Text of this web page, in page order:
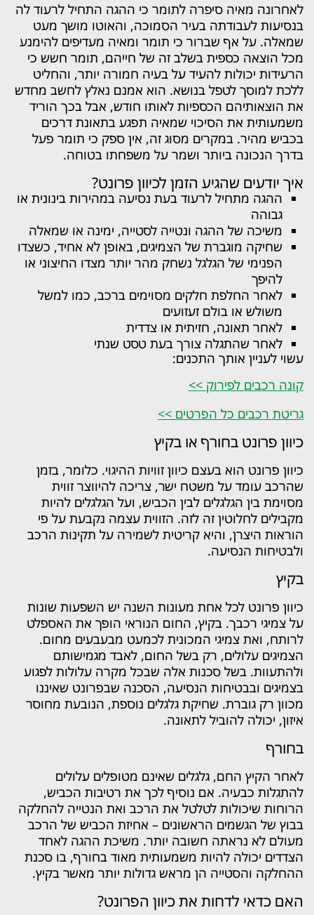
לאחרונה מאיה סיפרה לתומר כי ההגה התחיל לרעוד לה
בנסיעות לעבודתה בעיר הסמוכה, והאוטו מושך מעט
שמאלה. על אף שברור כי תומר ומאיה מעדיפים להימנע
מכל הוצאה כספית בשלב זה של חייהם, תומר חשש כי
הרעידות יכולות להעיד על בעיה חמורה יותר, והחליט
ללכת למוסך לטפל בנושא. הוא אמנם נאלץ לחשב מחדש
את הוצאותיהם הכספיות לאותו חודש, אבל בכך הוריד
משמעותית את הסיכוי שמאיה תפגע בתאונת דרכים
בכביש מהיר. במקרים מסוג זה, אין ספק כי תומר פעל
בדרך הנכונה ביותר ושמר על משפחתו בטוחה.
איך יודעים שהגיע הזמן לכיוון פרונט?
ההגה מתחיל לרעוד בעת נסיעה במהירות בינונית או
גבוהה
משיכה של ההגה ונטייה לסטייה, ימינה או שמאלה
שחיקה מוגברת של הצמיגים, באופן לא אחיד, כשצדו
הפנימי של הגלגל נשחק מהר יותר מצדו החיצוני או
להיפך
לאחר החלפת חלקים מסוימים ברכב, כמו למשל
משולש או בולם זעזועים
לאחר תאונה, חזיתית או צדדית
לאחר שהתגלה צורך בעת טסט שנתי
עשוי לעניין אותך התכנים:
קונה רכבים לפירוק >>
גריטת רכבים כל הפרטים >>
כיוון פרונט בחורף או בקיץ
כיוון פרונט הוא בעצם כיוון זוויות ההיגוי. כלומר, בזמן
שהרכב עומד על משטח ישר, צריכה להיווצר זווית
מסוימת בין הגלגלים לבין הכביש, ועל הגלגלים להיות
מקבילים לחלוטין זה לזה. הזווית עצמה נקבעת על פי
הוראות היצרן, והיא קריטית לשמירה על תקינות הרכב
ולבטיחות הנסיעה.
בקיץ
כיוון פרונט לכל אחת מעונות השנה יש השפעות שונות
על צמיגי רכבך. בקיץ, החום הנוראי הופך את האספלט
לרותח, ואת צמיגי המכונית לכמעט מבעבעים מחום.
הצמיגים עלולים, רק בשל החום, לאבד מגמישותם
ולהתעוות. בשל סכנות אלה שבכל מקרה עלולות לפגוע
בצמיגים ובבטיחות הנסיעה, הסכנה שבפרונט שאיננו
מכוון רק גוברת. שחיקת גלגלים נוספת, הנובעת מחוסר
איזון, יכולה להוביל לתאונה.
בחורף
לאחר הקיץ החם, גלגלים שאינם מטופלים עלולים
להתגלות כבעיה. אם נוסיף לכך את רטיבות הכביש,
הרוחות שיכולות לטלטל את הרכב ואת הנטייה להחלקה
בבוץ של הגשמים הראשונים – אחיזת הכביש של הרכב
מעולם לא נראתה חשובה יותר. משיכת ההגה לאחד
הצדדים יכולה להיות משמעותית מאוד בחורף, בו סכנת
ההחלקה והסטייה הן מראש גדולות יותר מאשר בקיץ.
האם כדאי לדחות את כיוון הפרונט?